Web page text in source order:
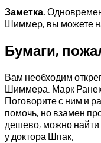
Заметка.
Шиммер, вы можете
Бумаги,
Вам необходим
Шиммера. Марк Ранек
Поговорите с ним и
помочь, но взамен
дешево, можно найти
у доктора Шпак.